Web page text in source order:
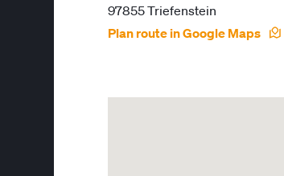
97855 Triefenstein
Plan route in Google Maps